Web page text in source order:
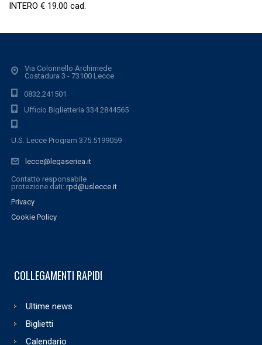
INTERO € 19.00 cad.
Via Colonnello Archimede
Costadura 3 - 73100 Lecce
0832.241501
Ufficio Biglietteria 334.2844565
U.S. Lecce Program 375.5199059
lecce@legaseriea.it
Contatto responsabile
protezione dati: rpd@uslecce.it
Privacy
Cookie Policy
COLLEGAMENTI RAPIDI
Ultime news
Biglietti
Calendario